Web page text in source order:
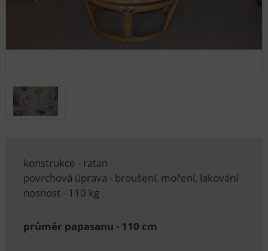
konstrukce - ratan
povrchová úprava - broušení, moření, lakování
nosnost - 110 kg
průměr papasanu - 110 cm